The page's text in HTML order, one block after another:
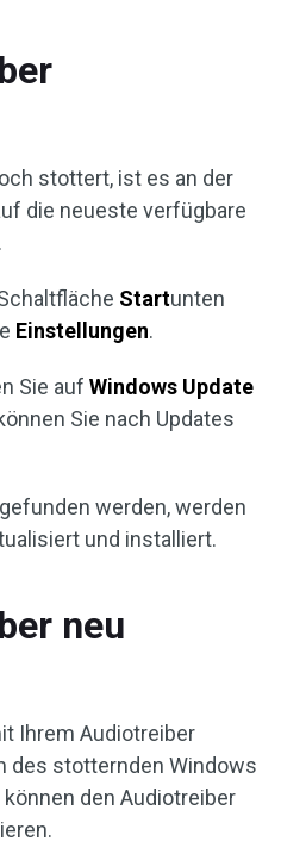
stottert, ist es an der
die neueste verfügbare
Startunten
Einstellungen.
Sie auf Windows Update
Sie nach Updates
werden, werden
und installiert.
neu
Ihrem Audiotreiber
des stotternden Windows
den Audiotreiber